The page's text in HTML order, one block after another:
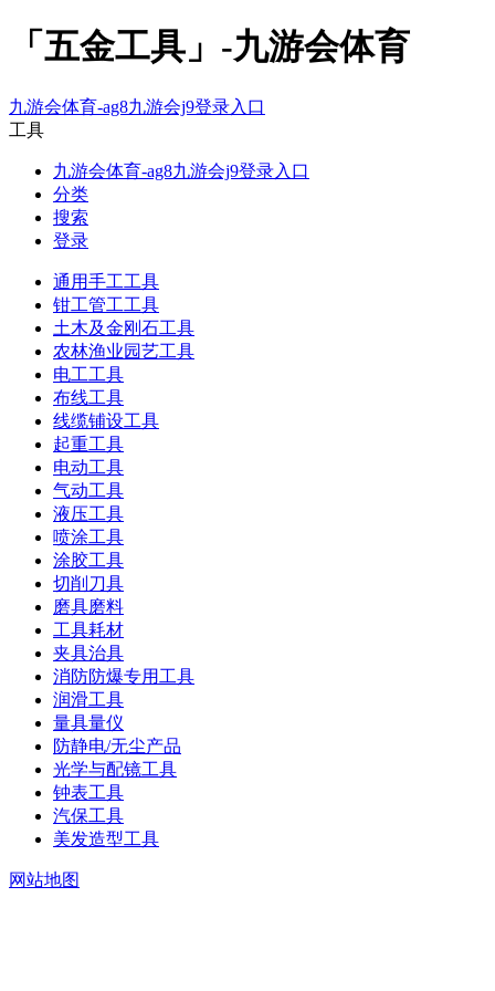
「五金工具」-九游会体育
九游会体育-ag8九游会j9登录入口
工具
九游会体育-ag8九游会j9登录入口
分类
搜索
登录
通用手工工具
钳工管工工具
土木及金刚石工具
农林渔业园艺工具
电工工具
布线工具
线缆铺设工具
起重工具
电动工具
气动工具
液压工具
喷涂工具
涂胶工具
切削刀具
磨具磨料
工具耗材
夹具治具
消防防爆专用工具
润滑工具
量具量仪
防静电/无尘产品
光学与配镜工具
钟表工具
汽保工具
美发造型工具
网站地图